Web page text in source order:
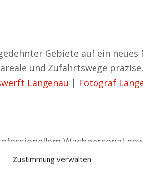
Zustimmung verwalten
Gebiete auf ein neues
und Zufahrtswege
Langenau | Fotograf
Wachpersonal
Eindringen – wir
jedes Unternehmens an.